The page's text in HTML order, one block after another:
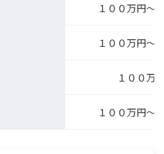
１００万円～
１００万円～
１００万
１００万円～